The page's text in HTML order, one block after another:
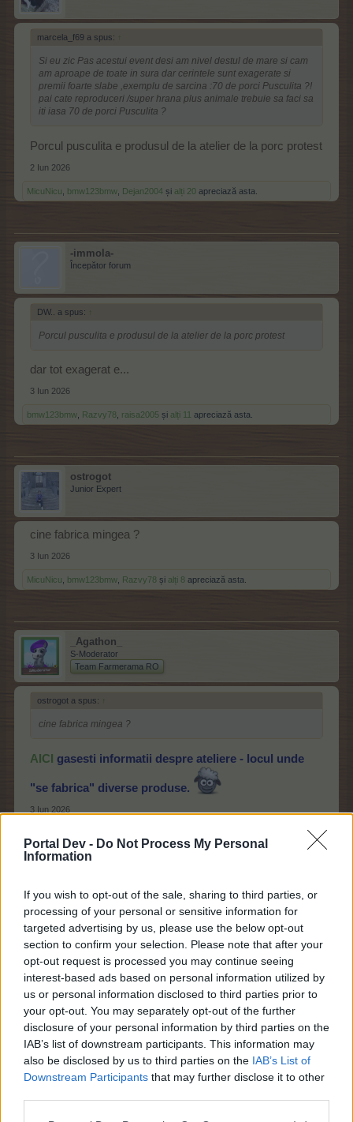
Portal Dev - Do Not Process My Personal
Information
If you wish to opt-out of the sale, sharing to third parties, or
processing of your personal or sensitive information for
targeted advertising by us, please use the below opt-out
section to confirm your selection. Please note that after your
opt-out request is processed you may continue seeing
interest-based ads based on personal information utilized by
us or personal information disclosed to third parties prior to
your opt-out. You may separately opt-out of the further
disclosure of your personal information by third parties on the
IAB’s list of downstream participants. This information may
also be disclosed by us to third parties on the IAB’s List of
Downstream Participants that may further disclose it to other
marcela_f69 a spus: ↑
Si eu zic Pas acestui event desi am nivel destul de mare si cam
am aproape de toate in sura dar cerintele sunt exagerate si
premii foarte slabe ,exemplu de sarcina :70 de porci Pusculita ?!
pai cate reproduceri /super hrana plus animale trebuie sa faci sa
iti iasa 70 de porci Pusculita ?
Porcul pusculita e produsul de la atelier de la porc protest
2 Iun 2026
MicuNicu bmw123bmw Dejan2004 și alți 20 apreciază asta.
-immola-
Începător forum
DW.. a spus: ↑
Porcul pusculita e produsul de la atelier de la porc protest
dar tot exagerat e...
3 Iun 2026
bmw123bmw Razvy78 raisa2005 și alți 11 apreciază asta.
ostrogot
Junior Expert
cine fabrica mingea ?
3 Iun 2026
MicuNicu bmw123bmw Razvy78 și alți 8 apreciază asta.
_Agathon_
S-Moderator
Team Farmerama RO
ostrogot a spus: ↑
cine fabrica mingea ?
AICI gasesti informatii despre ateliere - locul unde
"se fabrica" diverse produse.
3 Iun 2026
cp58
General forum
3 Iun 2026
MicuNicu, victorashi,Razvy78 șialți 10apreciază asta.